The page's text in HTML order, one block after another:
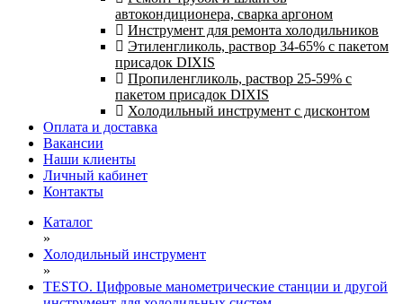
автокондиционера, сварка аргоном
Инструмент для ремонта холодильников
Этиленгликоль, раствор 34-65% с пакетом
присадок DIXIS
Пропиленгликоль, раствор 25-59% с
пакетом присадок DIXIS
Холодильный инструмент с дисконтом
Оплата и доставка
Вакансии
Наши клиенты
Личный кабинет
Контакты
Каталог
»
Холодильный инструмент
»
TESTO. Цифровые манометрические станции и другой